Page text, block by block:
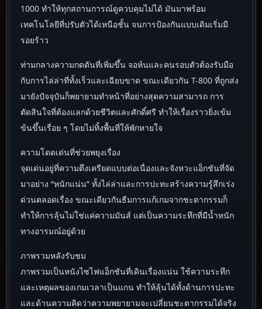
1000 ทำให้ทุกสถานการณ์ดูควบคุมไม่ได้ มันมาพร้อม
เทคโนโลยีที่ปรับตัวได้เหนือชั้น จนการป้องกันแบบเดิมเริ่มมี
รอยร้าว
ท่ามกลางความกดดันที่เพิ่มขึ้น จอห์นและคนรอบตัวต้องรับมือ
กับการไล่ล่าที่ทั้งเร็วและเฉียบขาด ขณะเดียวกัน T-800 ที่ถูกส่ง
มายังปัจจุบันก็พยายามทำหน้าที่อย่างสุดความสามารถ การ
ตัดสินใจที่ต้องแลกด้วยชีวิตและศักดิ์ศรี ทำให้เรื่องราวยิ่งเข้ม
ข้นขึ้นเรื่อย ๆ โดยไม่ทิ้งพื้นที่ให้พักหายใจ
ความโดดเด่นที่ช่วยพยุงเรื่อง
จุดเด่นอยู่ที่ความตึงเครียดแบบต่อเนื่องและจังหวะแอ็กชันที่จัด
มาอย่าง “หนักแน่น” ทั้งไล่ล่าและการปะทะสร้างความรู้สึกเร่ง
ด่วนตลอดเรื่อง ขณะเดียวกันธีมการแก้เกมจากชะตากรรมก็
ทำให้การลุ้นไม่ใช่แค่ความมันส์ แต่เป็นความระทึกที่มีน้ำหนัก
ทางอารมณ์อยู่ด้วย
ภาพรวมหลังรับชม
ภาพรวมเป็นหนังไซไฟแอ็กชันที่เดินเรื่องแน่น ใช้ความระทึก
และเหตุผลของเกมเวลาเป็นแกน ทำให้ลุ้นได้ทั้งด้านการปะทะ
และด้านความคิดว่าความพยายามจะเปลี่ยนชะตากรรมได้จริง